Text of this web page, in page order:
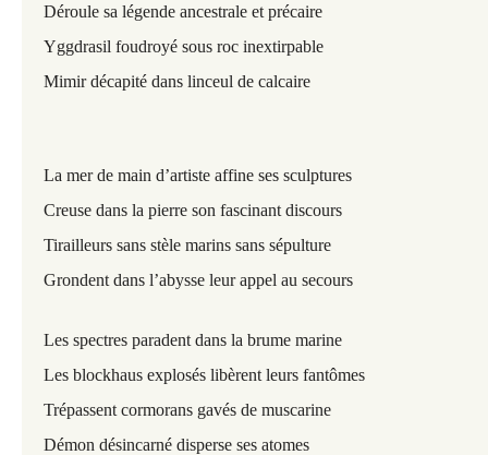
Déroule sa légende ancestrale et précaire
Yggdrasil foudroyé sous roc inextirpable
Mimir décapité dans linceul de calcaire
La mer de main d’artiste affine ses sculptures
Creuse dans la pierre son fascinant discours
Tirailleurs sans stèle marins sans sépulture
Grondent dans l’abysse leur appel au secours
Les spectres paradent dans la brume marine
Les blockhaus explosés libèrent leurs fantômes
Trépassent cormorans gavés de muscarine
Démon désincarné disperse ses atomes